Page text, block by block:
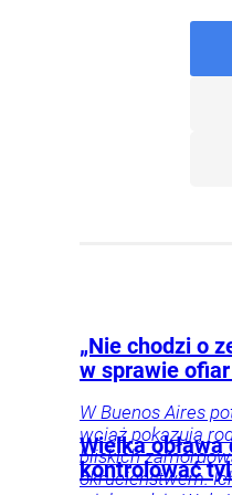
„Nie chodzi o
w sprawie
W Buenos Aires
wciąż pokazują
bliskich
okrucieństwem.
Wielka
kontrolować